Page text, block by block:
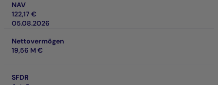
NAV
122,17 €
05.08.2026
Nettovermögen
19,56 M €
SFDR